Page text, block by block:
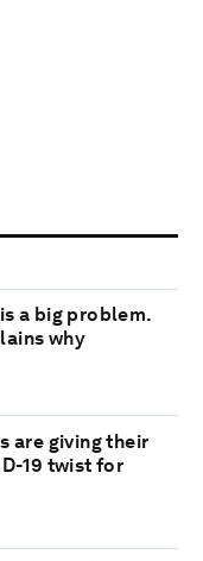
a big problem.
why
are giving their
19 twist for